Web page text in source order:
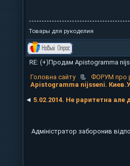
Товары для рукоделия
RE: (+)Продам Apistogramma
Головна сайту
📃 ФОРУМ про
Apistogramma nijsseni.
◄ 5.02.2014. Не раритетна але
Адміністратор заборонив